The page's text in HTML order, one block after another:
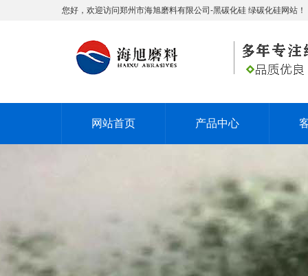
您好，欢迎访问郑州市海旭磨料有限公司-黑碳化硅 绿碳化硅网站！
网站首页 产品中心